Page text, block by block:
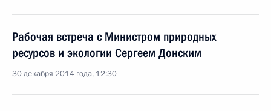
Рабочая встреча с Министром природных
ресурсов и экологии Сергеем Донским
30 декабря 2014 года, 12:30